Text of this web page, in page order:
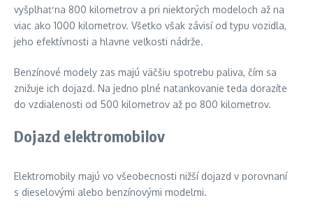
vyšplhať na 800 kilometrov a pri niektorých modeloch až na
viac ako 1000 kilometrov. Všetko však závisí od typu vozidla,
jeho efektívnosti a hlavne veľkosti nádrže.
Benzínové modely zas majú väčšiu spotrebu paliva, čím sa
znižuje ich dojazd. Na jedno plné natankovanie teda dorazíte
do vzdialenosti od 500 kilometrov až po 800 kilometrov.
Dojazd elektromobilov
Elektromobily majú vo všeobecnosti nižší dojazd v porovnaní
s dieselovými alebo benzínovými modelmi.